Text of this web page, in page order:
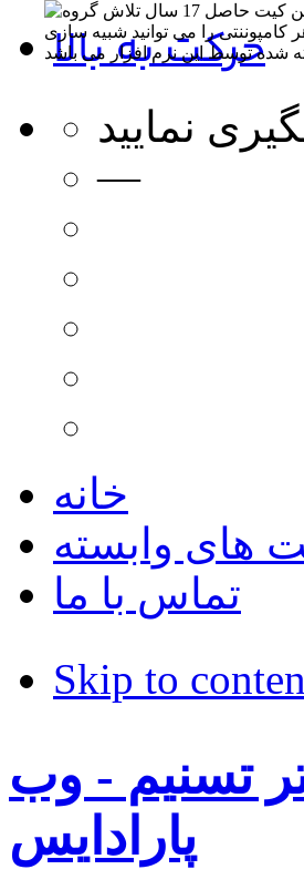
حرکت به بالا
نمایید
—
خانه
های وابسته
تماس با ما
Skip to
تسنیم - وب
پارادایس